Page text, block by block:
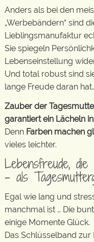
Anders als bei den
„Werbebändern“ sind
Lieblingsmanufaktur
Sie spiegeln
Lebenseinstellung
Und total robust sind
lange Freude daran
Zauber der
garantiert ein Lächeln
Denn Farben machen
vieles leichter.
Lebensfreude,
– als
Egal wie lang und
manchmal ist … Die
einige Momente Glück.
Das Schlüsselband zur